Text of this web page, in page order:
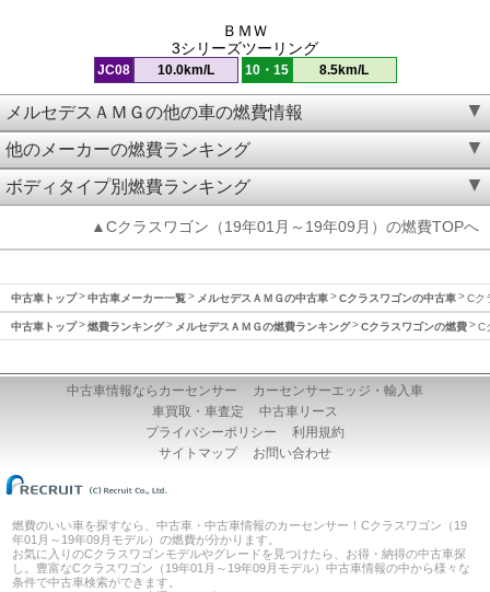
ＢＭＷ
3シリーズツーリング
JC08 10.0km/L 10・15 8.5km/L
メルセデスＡＭＧの他の車の燃費情報
他のメーカーの燃費ランキング
ボディタイプ別燃費ランキング
▲Cクラスワゴン（19年01月～19年09月）の燃費TOPへ
中古車トップ 中古車メーカー一覧 メルセデスＡＭＧの中古車 Cクラスワゴンの中古車 Cク
中古車トップ 燃費ランキング メルセデスＡＭＧの燃費ランキング Cクラスワゴンの燃費 C
中古車情報ならカーセンサー
カーセンサーエッジ・輸入車
車買取・車査定
中古車リース
プライバシーポリシー
利用規約
サイトマップ
お問い合わせ
燃費のいい車を探すなら、中古車・中古車情報のカーセンサー！Cクラスワゴン（19
年01月～19年09月モデル）の燃費が分かります。
お気に入りのCクラスワゴンモデルやグレードを見つけたら、お得・納得の中古車探
し。豊富なCクラスワゴン（19年01月～19年09月モデル）中古車情報の中から様々な
条件で中古車検索ができます。